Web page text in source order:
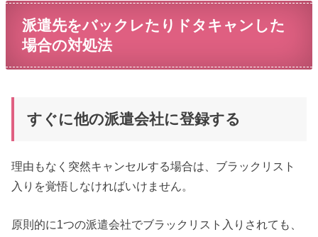
派遣先をバックレたりドタキャンした
場合の対処法
すぐに他の派遣会社に登録する
理由もなく突然キャンセルする場合は、ブラックリスト
入りを覚悟しなければいけません。
原則的に1つの派遣会社でブラックリスト入りされても、